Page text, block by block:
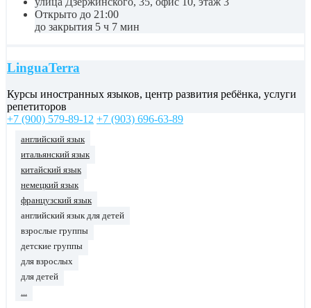
Открыто до 21:00
до закрытия 5 ч 7 мин
LinguaTerra
Курсы иностранных языков, центр развития ребёнка, услуги
репетиторов
+7 (900) 579-89-12 +7 (903) 696-63-89
английский язык
итальянский язык
китайский язык
немецкий язык
французский язык
английский язык для детей
взрослые группы
детские группы
для взрослых
для детей
...